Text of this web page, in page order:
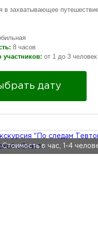
в захватывающее
8 часов
участников: от 1 до 3 человек
дату
Стоимость в час, 1-4